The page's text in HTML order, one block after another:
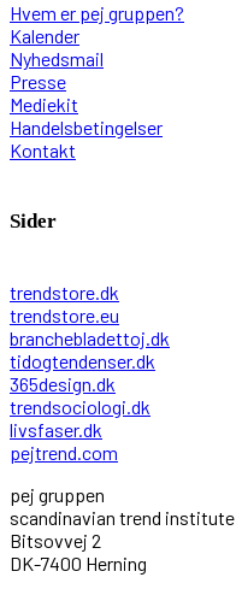
Hvem er pej gruppen?
Kalender
Nyhedsmail
Presse
Mediekit
Handelsbetingelser
Kontakt
Sider
trendstore.dk
trendstore.eu
branchebladettoj.dk
tidogtendenser.dk
365design.dk
trendsociologi.dk
livsfaser.dk
pejtrend.com
pej gruppen
scandinavian trend institute
Bitsovvej 2
DK-7400 Herning